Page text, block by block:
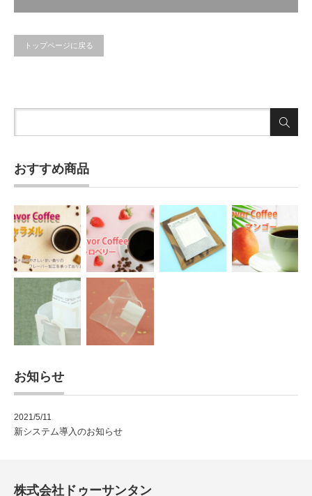
トップページに戻る
おすすめ商品
お知らせ
2021/5/11
新システム導入のお知らせ
株式会社ドゥーサンタン